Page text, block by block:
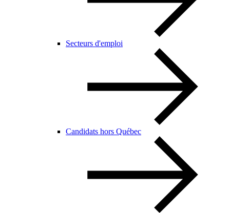
Secteurs d'emploi
Candidats hors Québec